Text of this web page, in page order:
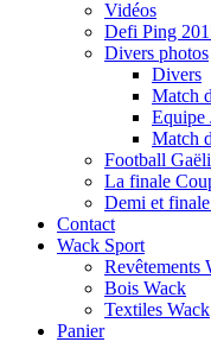
Vidéos
Defi Ping
Divers photos
Divers
Match
Equipe
Match
Football
La finale
Demi et
Contact
Wack Sport
Revêtements
Bois Wack
Textiles Wack
Panier